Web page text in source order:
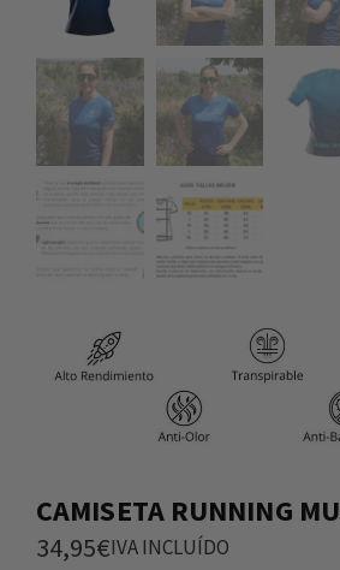
CAMISETA RUNNING
34,95€IVA INCLUÍDO